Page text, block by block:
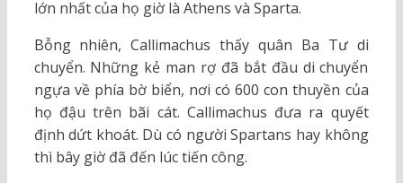
lớn nhất của họ giờ là Athens và Sparta.
Bỗng nhiên, Callimachus thấy quân Ba Tư di
chuyển. Những kẻ man rợ đã bắt đầu di chuyển
ngựa về phía bờ biển, nơi có 600 con thuyền của
họ đậu trên bãi cát. Callimachus đưa ra quyết
định dứt khoát. Dù có người Spartans hay không
thì bây giờ đã đến lúc tiến công.